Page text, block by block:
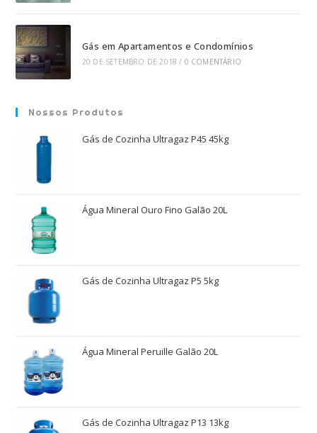
Gás em Apartamentos e Condomínios
20 DE SETEMBRO DE 2018 / 0 COMENTÁRIO
Nossos Produtos
Gás de Cozinha Ultragaz P45 45kg
Água Mineral Ouro Fino Galão 20L
Gás de Cozinha Ultragaz P5 5kg
Água Mineral Peruille Galão 20L
Gás de Cozinha Ultragaz P13 13kg